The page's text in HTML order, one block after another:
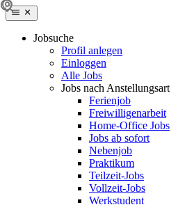
Jobsuche
Profil anlegen
Einloggen
Alle Jobs
Jobs nach Anstellungsart
Ferienjob
Freiwilligenarbeit
Home-Office Jobs
Jobs ab sofort
Nebenjob
Praktikum
Teilzeit-Jobs
Vollzeit-Jobs
Werkstudent